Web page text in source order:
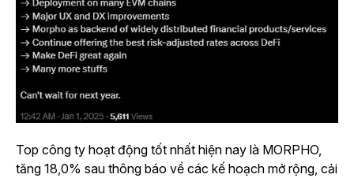
Top công ty hoạt động tốt nhất hiện nay là MORPHO,
tăng 18,0% sau thông báo về các kế hoạch mở rộng, cải